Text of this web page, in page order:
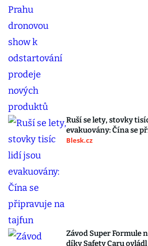
Ruší se lety, stovky
evakuovány: Čína se
Blesk.cz
Závod Super Formule
díky Safety Caru